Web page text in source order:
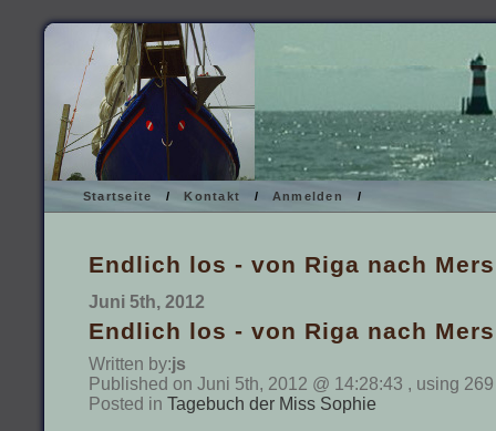
Startseite / Kontakt / Anmelden /
Endlich los - von Riga nach
Juni 5th, 2012
Endlich los - von Riga nach
Written by:js
Published on Juni 5th, 2012 @ 14:28:43 , using
Posted in Tagebuch der Miss Sophie